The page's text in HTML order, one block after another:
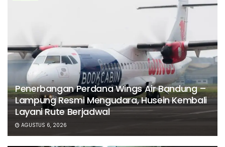
Penerbangan Perdana Wings Air Bandung –
Lampung Resmi Mengudara, Husein Kembali
Layani Rute Berjadwal
AGUSTUS 6, 2026